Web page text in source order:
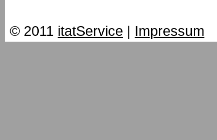
© 2011 itatService | Impressum